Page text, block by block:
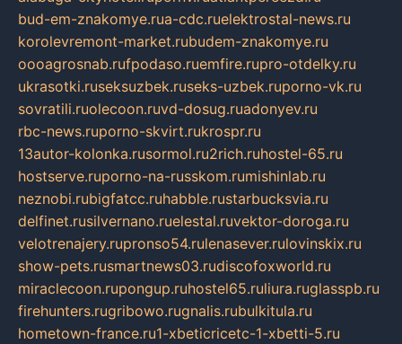
bud-em-znakomye.rua-cdc.ruelektrostal-news.ru
korolevremont-market.rubudem-znakomye.ru
oooagrosnab.rufpodaso.ruemfire.rupro-otdelky.ru
ukrasotki.ruseksuzbek.ruseks-uzbek.ruporno-vk.ru
sovratili.ruolecoon.ruvd-dosug.ruadonyev.ru
rbc-news.ruporno-skvirt.rukrospr.ru
13autor-kolonka.rusormol.ru2rich.ruhostel-65.ru
hostserve.ruporno-na-russkom.rumishinlab.ru
neznobi.rubigfatcc.ruhabble.rustarbucksvia.ru
delfinet.rusilvernano.ruelestal.ruvektor-doroga.ru
velotrenajery.rupronso54.rulenasever.rulovinskix.ru
show-pets.rusmartnews03.rudiscofoxworld.ru
miraclecoon.rupongup.ruhostel65.ruliura.ruglasspb.ru
firehunters.rugribowo.rugnalis.rubulkitula.ru
hometown-france.ru1-xbeticricetc-1-xbetti-5.ru